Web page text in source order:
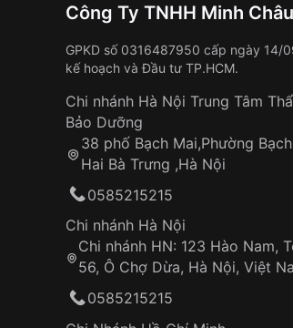
Công Ty TNHH Minh
GPKD số 0316487950 cấp ngày 14/
kế hoạch và Đầu tư TP.HCM.
Chi nhánh Hà Nội Trung Tâm
Bảo Dưỡng
38 phố Bạch Mai,Phường
Hai Bà Trưng ,Hà Nội
0585215215
Chi nhánh Hà Nội
Chi nhánh HN: 123 Hào Nam,
56, Ô Chợ Dừa, Hà Nội, Việt
0585215215